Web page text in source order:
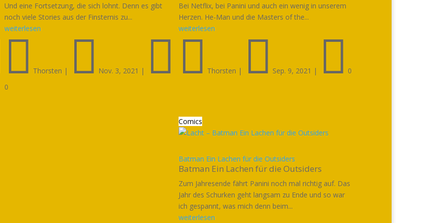
Und eine Fortsetzung, die sich lohnt. Denn es gibt
noch viele Stories aus der Finsternis zu...
weiterlesen
 Thorsten |  Nov. 3, 2021 | 
0
Bei Netflix, bei Panini und auch ein wenig in unserem
Herzen. He-Man und die Masters of the...
weiterlesen
 Thorsten |  Sep. 9, 2021 |  0
Comics
Batman Ein Lachen für die Outsiders
Batman Ein Lachen für die Outsiders
Zum Jahresende fährt Panini noch mal richtig auf. Das
Jahr des Schurken geht langsam zu Ende und so war
ich gespannt, was mich denn beim...
weiterlesen